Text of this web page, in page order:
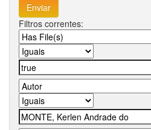
Filtros correntes: